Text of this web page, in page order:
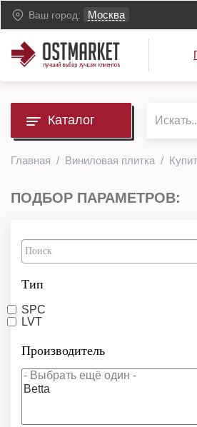
Ваш город: Москва
Каталог
Главная Виниловая плитка
ПОДБОР ПАРАМЕТРОВ:
Тип
SPC
LVT
Производитель